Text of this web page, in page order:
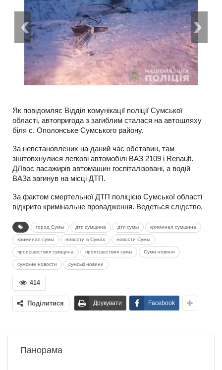
Як повідомляє Відділ комунікації поліції Сумської
області, автопригода з загиблим сталася на автошляху
біля с. Ополонське Сумського району.
За невстановлених на даний час обставин, там
зіштовхнулися легкові автомобілі ВАЗ 2109 і Renault.
ДЛвоє пасажирів автомашин госпіталізовані, а водій
ВАЗа загинув на місці ДТП.
За фактом смертельної ДТП поліцією Сумської області
відкрито кримінальне провадження. Ведеться слідство.
город Сумы дтп сумщина дтп сумы криминал сумщина
криминал сумы новости в Сумах новости Сумы
происшествия сумщина происшествия сумы Суми новини
сумские новости сумські новини
414
Поділитися Друкувати Facebook
Панорама